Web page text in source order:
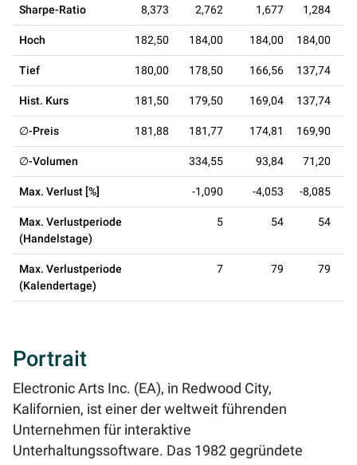
Sharpe-Ratio 8,373 2,762 1,677 1,284
Hoch 182,50 184,00 184,00 184,00
Tief 180,00 178,50 166,56 137,74
Hist. Kurs 181,50 179,50 169,04 137,74
∅-Preis 181,88 181,77 174,81 169,90
∅-Volumen 334,55 93,84 71,20
Max. Verlust [%] -1,090 -4,053 -8,085
Max. Verlustperiode
(Handelstage)
5 54 54
Max. Verlustperiode
(Kalendertage)
7 79 79
Portrait
Electronic Arts Inc. (EA), in Redwood City,
Kalifornien, ist einer der weltweit führenden
Unternehmen für interaktive
Unterhaltungssoftware. Das 1982 gegründete